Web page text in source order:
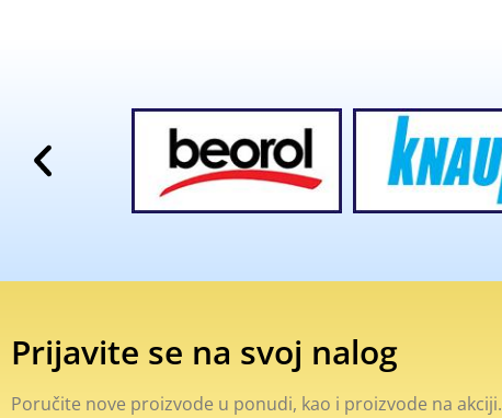
Prijavite se na svoj nalog
Poručite nove proizvode u ponudi, kao i proizvode na akciji.